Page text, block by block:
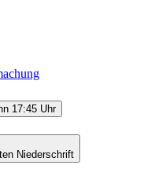
17:45 Uhr
Niederschrift